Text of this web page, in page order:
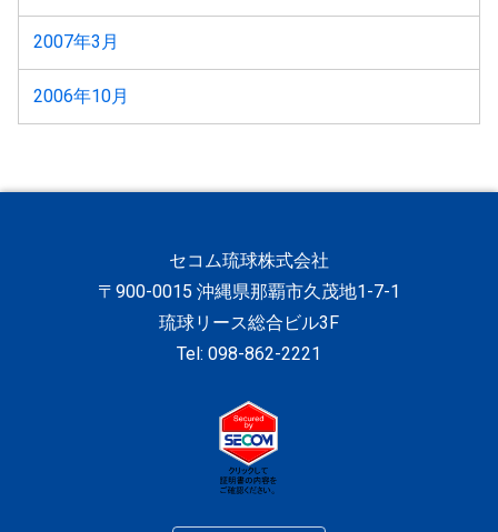
2007年3月
2006年10月
セコム琉球株式会社
〒900-0015 沖縄県那覇市久茂地1-7-1
琉球リース総合ビル3F
Tel: 098-862-2221